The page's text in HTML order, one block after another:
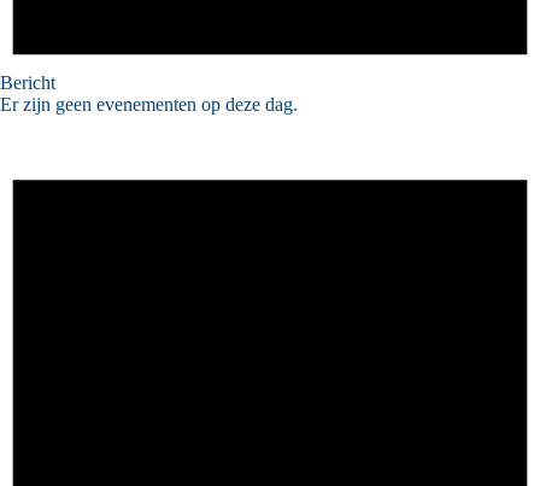
Bericht
Er zijn geen evenementen op deze dag.